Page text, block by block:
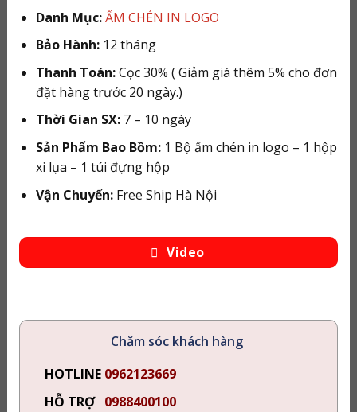
Danh Mục: ẤM CHÉN IN LOGO
Bảo Hành:12 tháng
Thanh Toán:Cọc 30% ( Giảm giá thêm 5% cho đơn
đặt hàng trước 20 ngày.)
Thời Gian SX:7 – 10 ngày
Sản Phẩm Bao Bồm: 1 Bộ ấm chén in logo – 1 hộp
xi lụa – 1 túi đựng hộp
Vận Chuyển:Free Ship Hà Nội
Video
Chăm sóc khách hàng
HOTLINE 0962123669
HỖ TRỢ 0988400100